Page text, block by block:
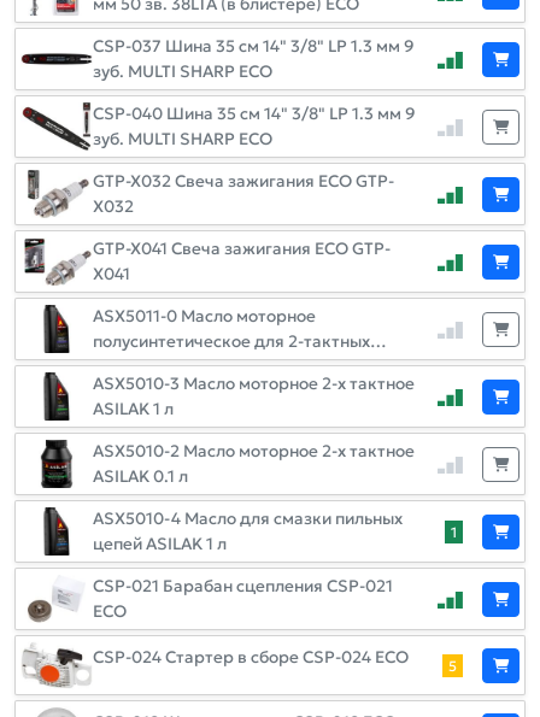
мм 50 зв. 38LTA (в блистере) ECO
CSP-037 Шина 35 см 14" 3/8" LP 1.3 мм 9
зуб. MULTI SHARP ECO
CSP-040 Шина 35 см 14" 3/8" LP 1.3 мм 9
зуб. MULTI SHARP ECO
GTP-X032 Свеча зажигания ECO GTP-
X032
GTP-X041 Свеча зажигания ECO GTP-
X041
ASX5011-0 Масло моторное
полусинтетическое для 2-тактных
двигателей ASILAK 1 л
ASX5010-3 Масло моторное 2-х тактное
ASILAK 1 л
ASX5010-2 Масло моторное 2-х тактное
ASILAK 0.1 л
ASX5010-4 Масло для смазки пильных
цепей ASILAK 1 л
1
CSP-021 Барабан сцепления CSP-021
ECO
CSP-024 Стартер в сборе CSP-024 ECO 5